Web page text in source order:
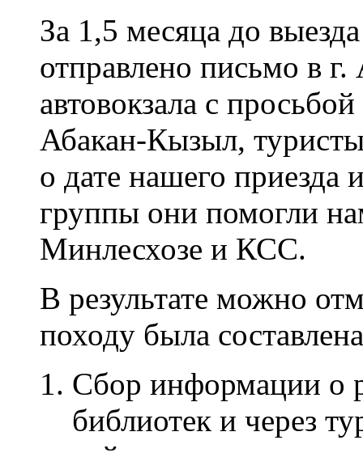
За 1,5 месяца до
отправлено письмо в
автовокзала с
Абакан-Кызыл,
о дате нашего приезда
группы они помогли
Минлесхозе и КСС.
В результате можно
походу была
Сбор информации о
библиотек и через